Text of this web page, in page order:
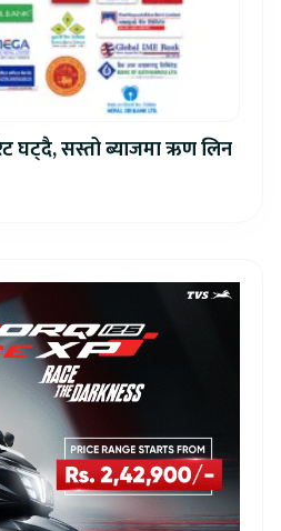
घट्दै, सस्तो ब्याजमा ऋण लिन